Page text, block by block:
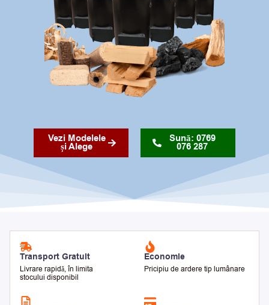
Vezi Modelele
și Alege
Sună: 0769
076 287
Transport Gratuit
Livrare rapidă, în limita
stocului disponibil
Economie
Pricipiu de ardere tip lumânare